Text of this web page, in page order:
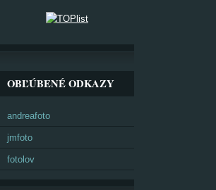
OBĽÚBENÉ ODKAZY
andreafoto
jmfoto
fotolov